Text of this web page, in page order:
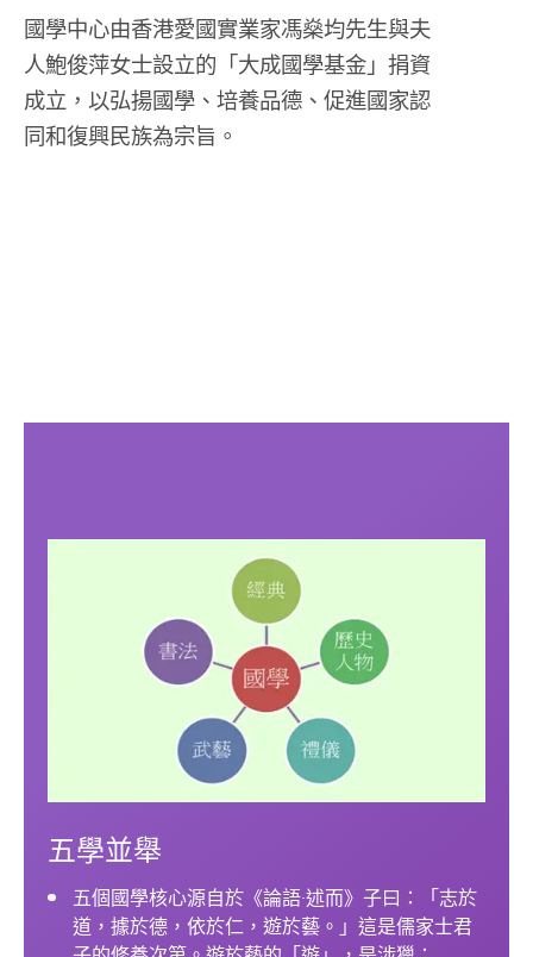
國學中心由香港愛國實業家馮燊均先生與夫
人鮑俊萍女士設立的「大成國學基金」捐資
成立，以弘揚國學、培養品德、促進國家認
同和復興民族為宗旨。
五學並舉
五個國學核心源自於《論語·述而》子曰：「志於
道，據於德，依於仁，遊於藝。」這是儒家士君